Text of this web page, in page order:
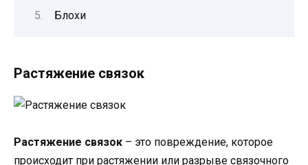
Блохи
Растяжение связок
Растяжение связок – это повреждение, которое
происходит при растяжении или разрыве связочного